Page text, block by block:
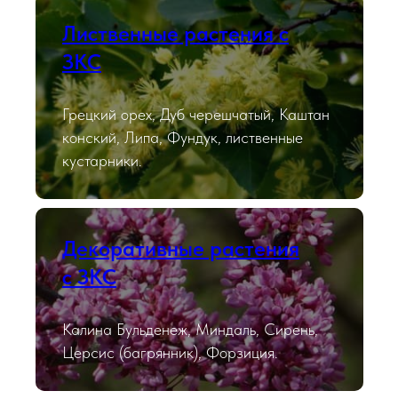
Лиственные растения с
ЗКС
Грецкий орех, Дуб черешчатый, Каштан
конский, Липа, Фундук, лиственные
кустарники.
Декоративные растения
с ЗКС
Калина Бульденеж, Миндаль, Сирень,
Церсис (багрянник), Форзиция.